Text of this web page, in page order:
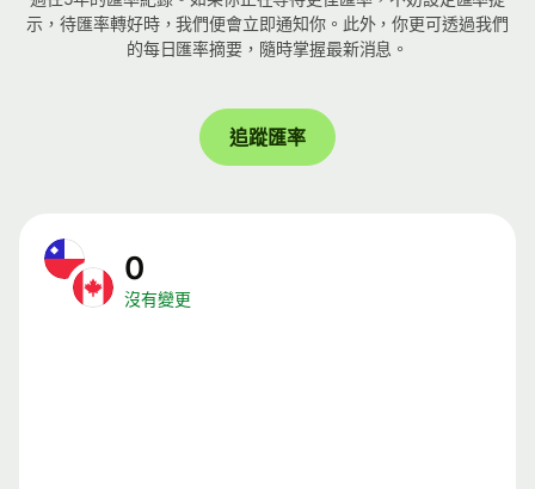
示，待匯率轉好時，我們便會立即通知你。此外，你更可透過我們
的每日匯率摘要，隨時掌握最新消息。
追蹤匯率
0
沒有變更